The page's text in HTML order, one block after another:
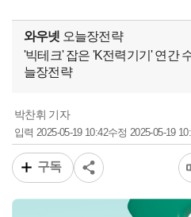
와우넷 오늘장전략
'빅테크' 잡은 'K전력기기' 연간
늘장전략
박찬휘 기자
입력 2025-05-19 10:42수정 2025-05-19
구독